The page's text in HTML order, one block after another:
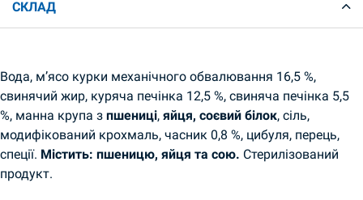
СКЛАД
Вода, м’ясо курки механічного обвалювання 16,5 %,
свинячий жир, куряча печінка 12,5 %, свиняча печінка 5,5
%, манна крупа з пшениці, яйця, соєвий білок, сіль,
модифікований крохмаль, часник 0,8 %, цибуля, перець,
спеції. Містить: пшеницю, яйця та сою. Стерилізований
продукт.